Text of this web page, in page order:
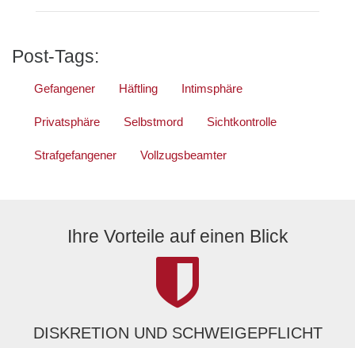
Post-Tags:
Gefangener Häftling Intimsphäre
Privatsphäre Selbstmord Sichtkontrolle
Strafgefangener Vollzugsbeamter
Ihre Vorteile auf einen Blick
DISKRETION UND SCHWEIGEPFLICHT